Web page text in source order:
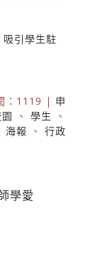
引學生駐
：1119 | 申
、 學生
、
海報 、 行政
學愛